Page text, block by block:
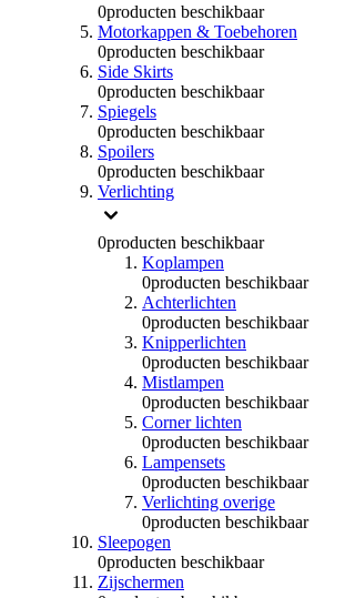
0producten beschikbaar
Motorkappen & Toebehoren
0producten beschikbaar
Side Skirts
0producten beschikbaar
Spiegels
0producten beschikbaar
Spoilers
0producten beschikbaar
Verlichting
0producten beschikbaar
Koplampen
0producten beschikbaar
Achterlichten
0producten beschikbaar
Knipperlichten
0producten beschikbaar
Mistlampen
0producten beschikbaar
Corner lichten
0producten beschikbaar
Lampensets
0producten beschikbaar
Verlichting overige
0producten beschikbaar
Sleepogen
0producten beschikbaar
Zijschermen